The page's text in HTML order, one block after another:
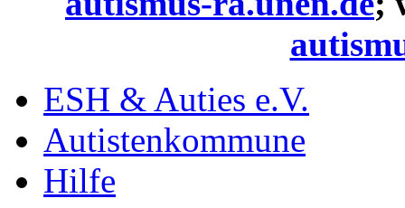
ESH & Auties e.V.
Autistenkommune
Hilfe